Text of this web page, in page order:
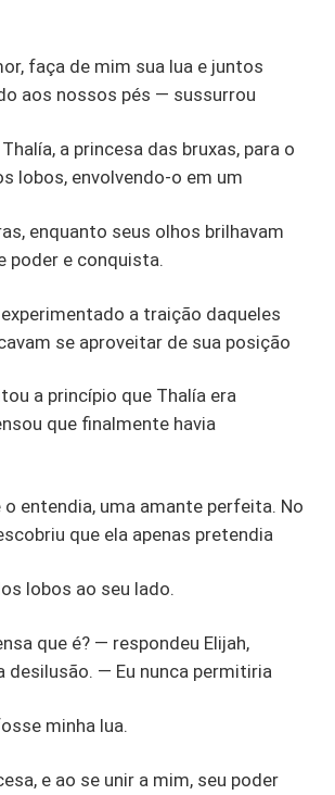
faça de mim sua lua e juntos
aos nossos pés — sussurrou
a princesa das bruxas, para o
lobos, envolvendo-o em um
enquanto seus olhos brilhavam
poder e conquista.
experimentado a traição daqueles
se aproveitar de sua posição
a princípio que Thalía era
que finalmente havia
o entendia, uma amante perfeita. No
que ela apenas pretendia
lobos ao seu lado.
que é? — respondeu Elijah,
desilusão. — Eu nunca permitiria
minha lua.
e ao se unir a mim, seu poder